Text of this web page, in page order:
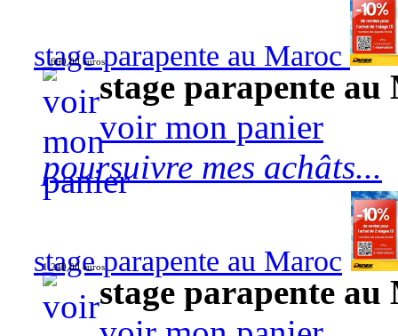
stage parapente au Maroc
690,00 euros
stage parapente
voir mon panier
poursuivre mes achâts...
stage parapente au Maroc
1 240,00 euros
stage parapente au